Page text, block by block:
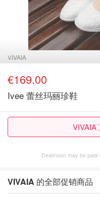
VIVAIA
€169.00
Ivee 蕾丝玛丽珍鞋
Dealmoon may be
VIVAIA 的全部促销商品